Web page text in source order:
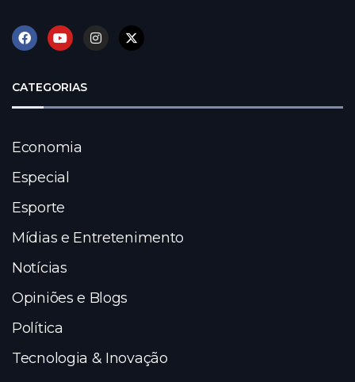
CATEGORIAS
Economia
Especial
Esporte
Mídias e Entretenimento
Notícias
Opiniões e Blogs
Política
Tecnologia & Inovação